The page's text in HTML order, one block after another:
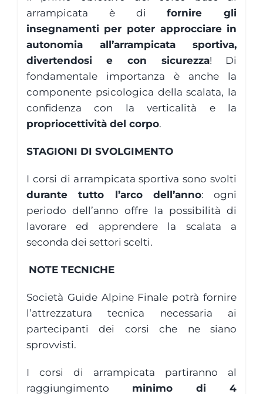
arrampicata è difornire gli
insegnamenti per poter approcciare in
autonomia all’arrampicata sportiva,
divertendosi e con sicurezza! Di
fondamentale importanza è anche la
componente psicologica della scalata, la
confidenza con la verticalità e la
propriocettività del corpo.
STAGIONI DI SVOLGIMENTO
I corsi di arrampicata sportiva sono svolti
durante tutto l’arco dell’anno: ogni
periodo dell’anno offre la possibilità di
lavorare ed apprendere la scalata a
seconda dei settori scelti.
NOTE TECNICHE
Società Guide Alpine Finale potrà fornire
l’attrezzatura tecnica necessaria ai
partecipanti dei corsi che ne siano
sprovvisti.
I corsi di arrampicata partiranno al
raggiungimento minimo di 4